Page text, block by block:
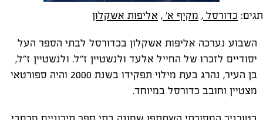
תגים: כדורסל , מקיף א' , אליפות אשקלון
השבוע נערכה אליפות אשקלון בכדורסל לבתי הספר העל
יסודיים לזכרו של החייל אלעד ולנשטיין ז"ל. ולנשטיין ז"ל,
בן העיר, נהרג בעת מילוי תפקידו בשנת 2000 והיה ספורטאי
מצטיין וחובב כדורסל במיוחד.